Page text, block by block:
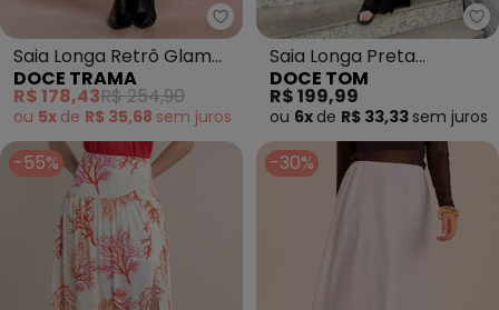
Doce Trama - Saia Longa
Saia Longa Retrô Glam
(Preto)
DOCE TRAMA
R$ 178,43R$ 254,90
ou 5x de R$ 35,68 sem juros
Saia Longa Preta
Elegante Feminina
(Preto)
DOCE TOM
R$ 199,99
ou 6x de R$ 33,33 sem juros
-55% -30%